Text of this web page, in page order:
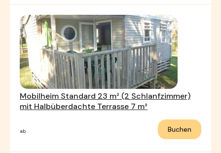
Mobilheim Standard 23 m² (2 Schlanfzimmer)
mit Halbüberdachte Terrasse 7 m²
ab Buchen